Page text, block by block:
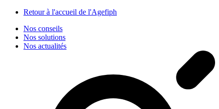
Retour à l'accueil de l'Agefiph
Nos conseils
Nos solutions
Nos actualités